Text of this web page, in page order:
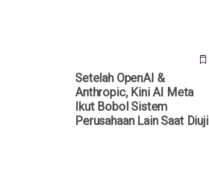
Setelah OpenAI &
Anthropic, Kini AI Meta
Ikut Bobol Sistem
Perusahaan Lain Saat Diuji